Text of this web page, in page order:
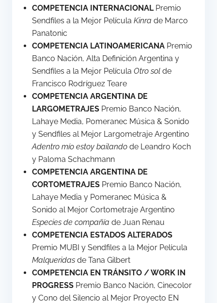
COMPETENCIA INTERNACIONALPremio
Sendfiles a la Mejor Película Kinra de Marco
Panatonic
COMPETENCIA LATINOAMERICANA Premio
Banco Nación, Alta Definición Argentina y
Sendfiles a la Mejor Película Otro sol de
Francisco Rodríguez Teare
COMPETENCIA ARGENTINA DE
LARGOMETRAJES Premio Banco Nación,
Lahaye Media, Pomeranec Música & Sonido
y Sendfiles al Mejor Largometraje Argentino
Adentro mío estoy bailando de Leandro Koch
y Paloma Schachmann
COMPETENCIA ARGENTINA DE
CORTOMETRAJES Premio Banco Nación,
Lahaye Media y Pomeranec Música &
Sonido al Mejor Cortometraje Argentino
Especies de compañía de Juan Renau
COMPETENCIA ESTADOS ALTERADOS
Premio MUBI y Sendfiles a la Mejor Película
Malqueridas de Tana Gilbert
COMPETENCIA EN TRÁNSITO / WORK IN
PROGRESS Premio Banco Nación, Cinecolor
y Cono del Silencio al Mejor Proyecto EN